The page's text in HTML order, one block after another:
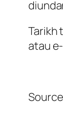
Tarikh
atau